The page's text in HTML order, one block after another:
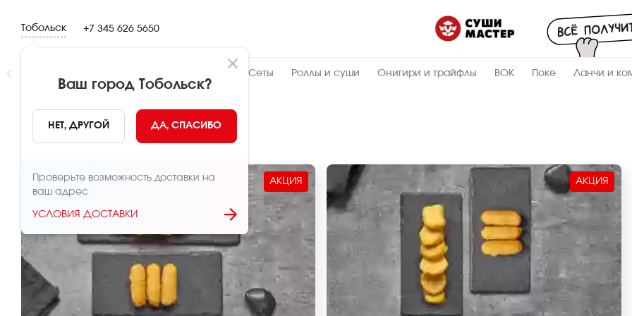
Тобольск
Ваш город Тобольск?
НЕТ, ДРУГОЙ ДА, СПАСИБО
Проверьте возможность доставки на
ваш адрес
УСЛОВИЯ ДОСТАВКИ
+7 345 626 5650
Сеты Роллы и суши Онигири и трайфлы ВОК Поке Ланчи и
Детское меню
АКЦИЯ АКЦИЯ